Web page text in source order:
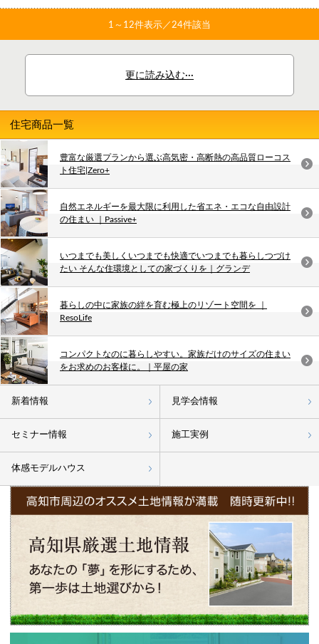
1～ 12件表示／24件該当
更に読み込む···
住宅商品一覧
豊富な厳選プランから選ぶ高気密・高断熱の高品質ローコス
ト住宅|Zero+
自然エネルギーを最大限に利用した省エネ・エコな自由設計
の住まい ｜Passive+
いつまでも美しくいつまでも快適でいつまでも暮らしつづけ
たい そんな住環境としての家づくりを｜グランデ
暮らしの中に家族の絆を育む極上のリゾート空間を ｜
ResoLife
コンパクトなのに暮らしやすい。家族だけのサイズの住まい
をお求めのお客様に。｜平屋の家
新着情報 見学会情報
セミナー情報 施工実例
体感モデルハウス